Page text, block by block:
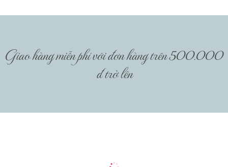
Giao hàng miễn phí với đơn hàng trên 500.000
đ trở lên